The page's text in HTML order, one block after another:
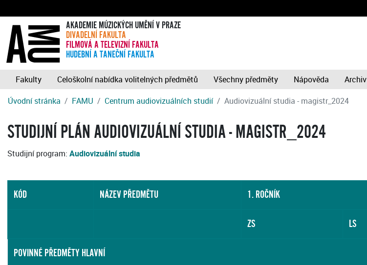
AKADEMIE MÚZICKÝCH UMĚNÍ V PRAZE
DIVADELNÍ FAKULTA
FILMOVÁ A TELEVIZNÍ FAKULTA
HUDEBNÍ A TANEČNÍ FAKULTA
Fakulty Celoškolní nabídka volitelných předmětů Všechny předměty Nápověda
Archiv
Úvodní stránka
FAMU Centrum audiovizuálních studií Audiovizuální studia - magistr_2024
STUDIJNÍ PLÁN AUDIOVIZUÁLNÍ STUDIA - MAGISTR_2024
Studijní program: Audiovizuální studia
KÓD NÁZEV PŘEDMĚTU 1. ROČNÍK
ZS LS
POVINNÉ PŘEDMĚTY HLAVNÍ